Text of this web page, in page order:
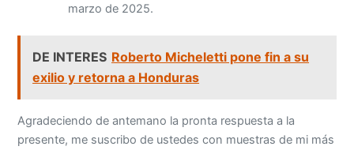
marzo de 2025.
DE INTERES Roberto Micheletti pone fin a su
exilio y retorna a Honduras
Agradeciendo de antemano la pronta respuesta a la
presente, me suscribo de ustedes con muestras de mi más